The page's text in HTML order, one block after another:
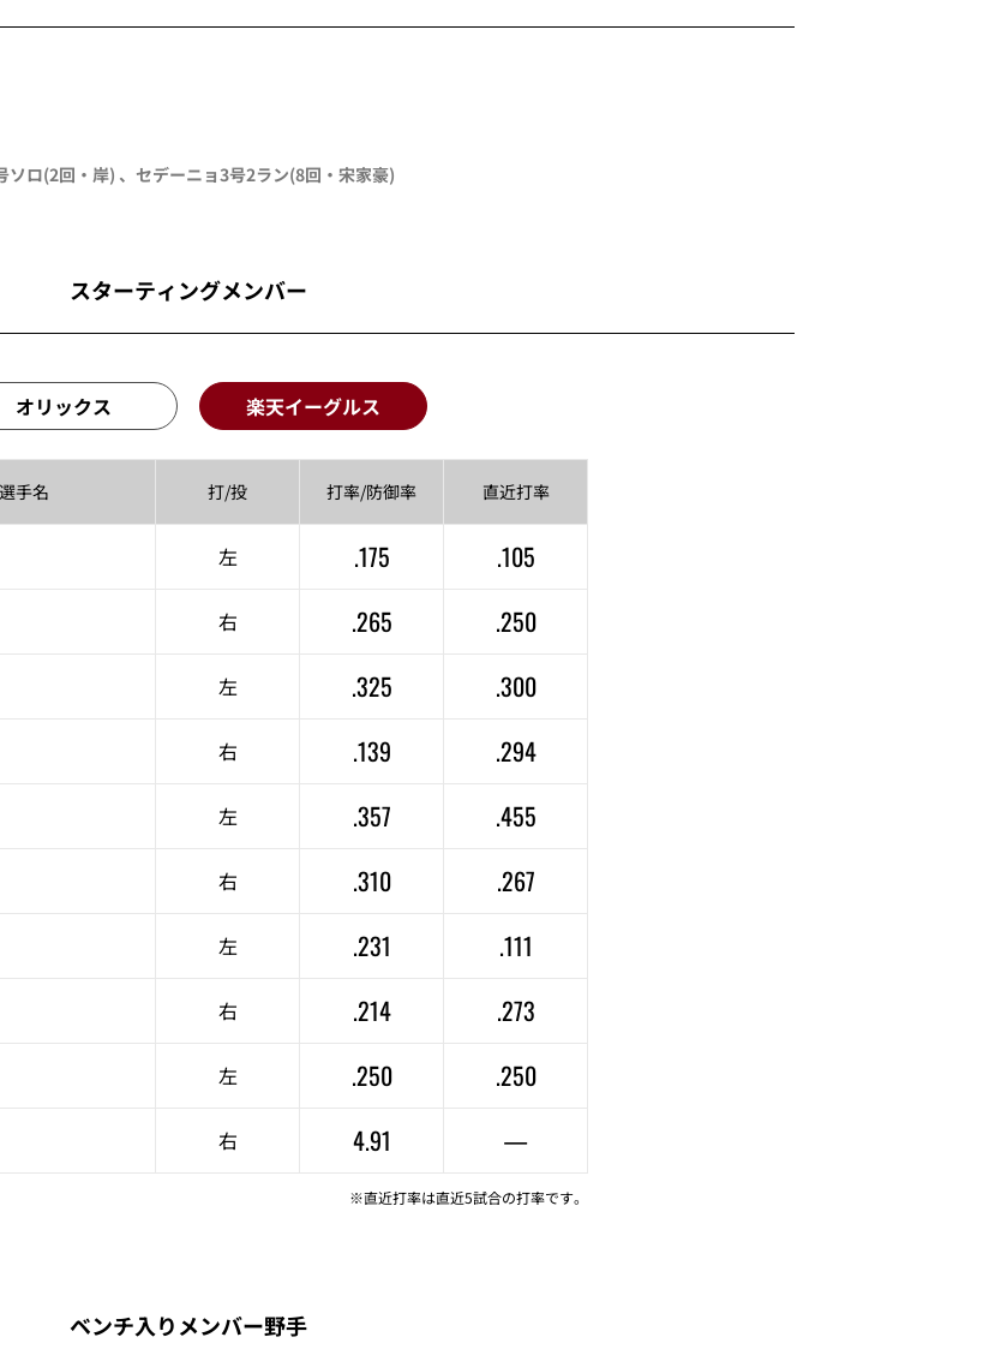
ソロ(2回・ 岸) 、 セデーニョ3号2ラン(8回・ 宋家豪)
スターティングメンバー
オリックス 楽天イーグルス
選手名 打/投 打率/防御率 直近打率
左 .175
.105
右 .265
.250
左 .325
.300
右 .139
.294
左 .357
.455
右 .310
.267
左 .231
.111
右 .214
.273
左 .250
.250
右 4.91 —
※直近打率は直近5試合の打率です。
ベンチ入りメンバー野手